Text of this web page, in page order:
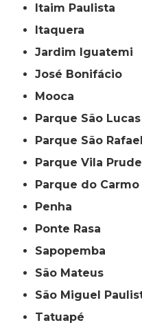
Itaim Paulista
Itaquera
Jardim Iguatemi
José Bonifácio
Mooca
Parque São Lucas
Parque São Rafael
Parque Vila
Parque do Carmo
Penha
Ponte Rasa
Sapopemba
São Mateus
São Miguel
Tatuapé